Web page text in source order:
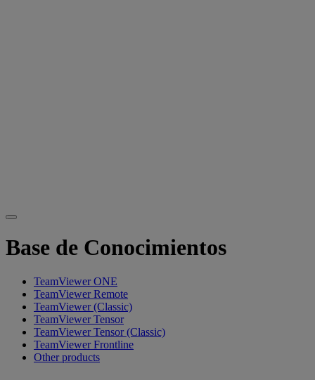
Base de Conocimientos
TeamViewer ONE
TeamViewer Remote
TeamViewer (Classic)
TeamViewer Tensor
TeamViewer Tensor (Classic)
TeamViewer Frontline
Other products